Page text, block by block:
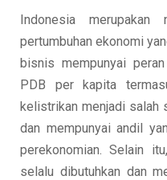
Indonesia merupakan
pertumbuhan ekonomi
bisnis mempunyai
PDB per kapita
kelistrikan menjadi salah
dan mempunyai andil
perekonomian. Selain
selalu dibutuhkan dan